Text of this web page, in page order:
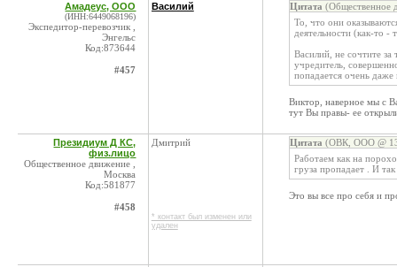
Амадеус, ООО
(ИНН:6449068196)
Экспедитор-перевозчик ,
Энгельс
Код:873644
#457
Василий Цитата (Общественное
То, что они
деятельности (как-то -
Василий, не сочтите
учредитель,
попадается очень даже
Виктор, наверное мы с
тут Вы правы- ее
Президиум Д КС,
физ.лицо
Общественное движение ,
Москва
Код:581877
#458
Дмитрий
* контакт был изменен или
удален
Цитата (ОВК, ООО @
Работаем как на
груза пропадает . И
Это вы все про себя и